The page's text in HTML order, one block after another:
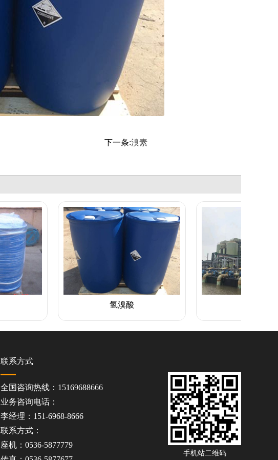
下一条:溴素
联系方式
全国咨询热线：15169688666
业务咨询电话：
李经理：151-6968-8666
联系方式：
座机：0536-5877779
手机站二维码